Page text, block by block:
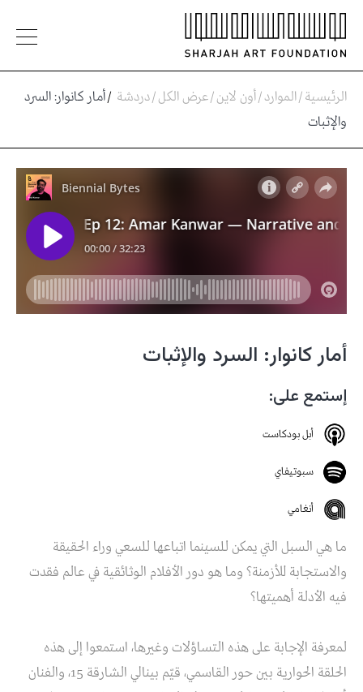
الرئيسية/الموارد/أون لاين/عرض الكل/دردشة /أمار كانوار: السرد
والإثبات
أمار كانوار: السرد والإثبات
ما هي السبل التي يمكن للسينما اتباعها للسعي وراء الحقيقة
والاستجابة للأزمنة؟ وما هو دور الأفلام الوثائقية في عالم فقدت
فيه الأدلة أهميتها؟
لمعرفة الإجابة على هذه التساؤلات وغيرها، استمعوا إلى هذه
الحلقة الحوارية بين حور القاسمي، قيّم بينالي الشارقة 15، والفنان
إستمع على:
أبل بودكاست
سبوتيفاي
أنغامي